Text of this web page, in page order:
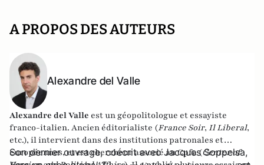
A PROPOS DES AUTEURS
Alexandre del Valle
Alexandre del Valle est un géopolitologue et essayiste
franco-italien. Ancien éditorialiste (France Soir, Il Liberal,
etc.), il intervient dans des institutions patronales et
européennes, et est chercheur associé au Cpfa (Center of
Son dernier ouvrage, coécrit avec Jacques Soppelsa,